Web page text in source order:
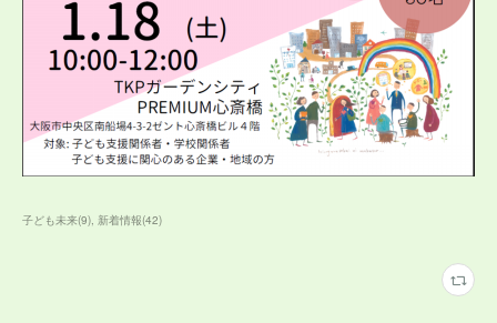
子ども未来(9) 新着情報(42)